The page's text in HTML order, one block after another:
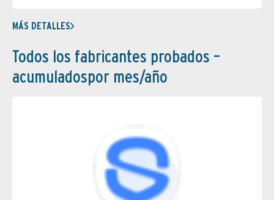
MÁS DETALLES
Todos los fabricantes probados –
acumuladospor mes/año